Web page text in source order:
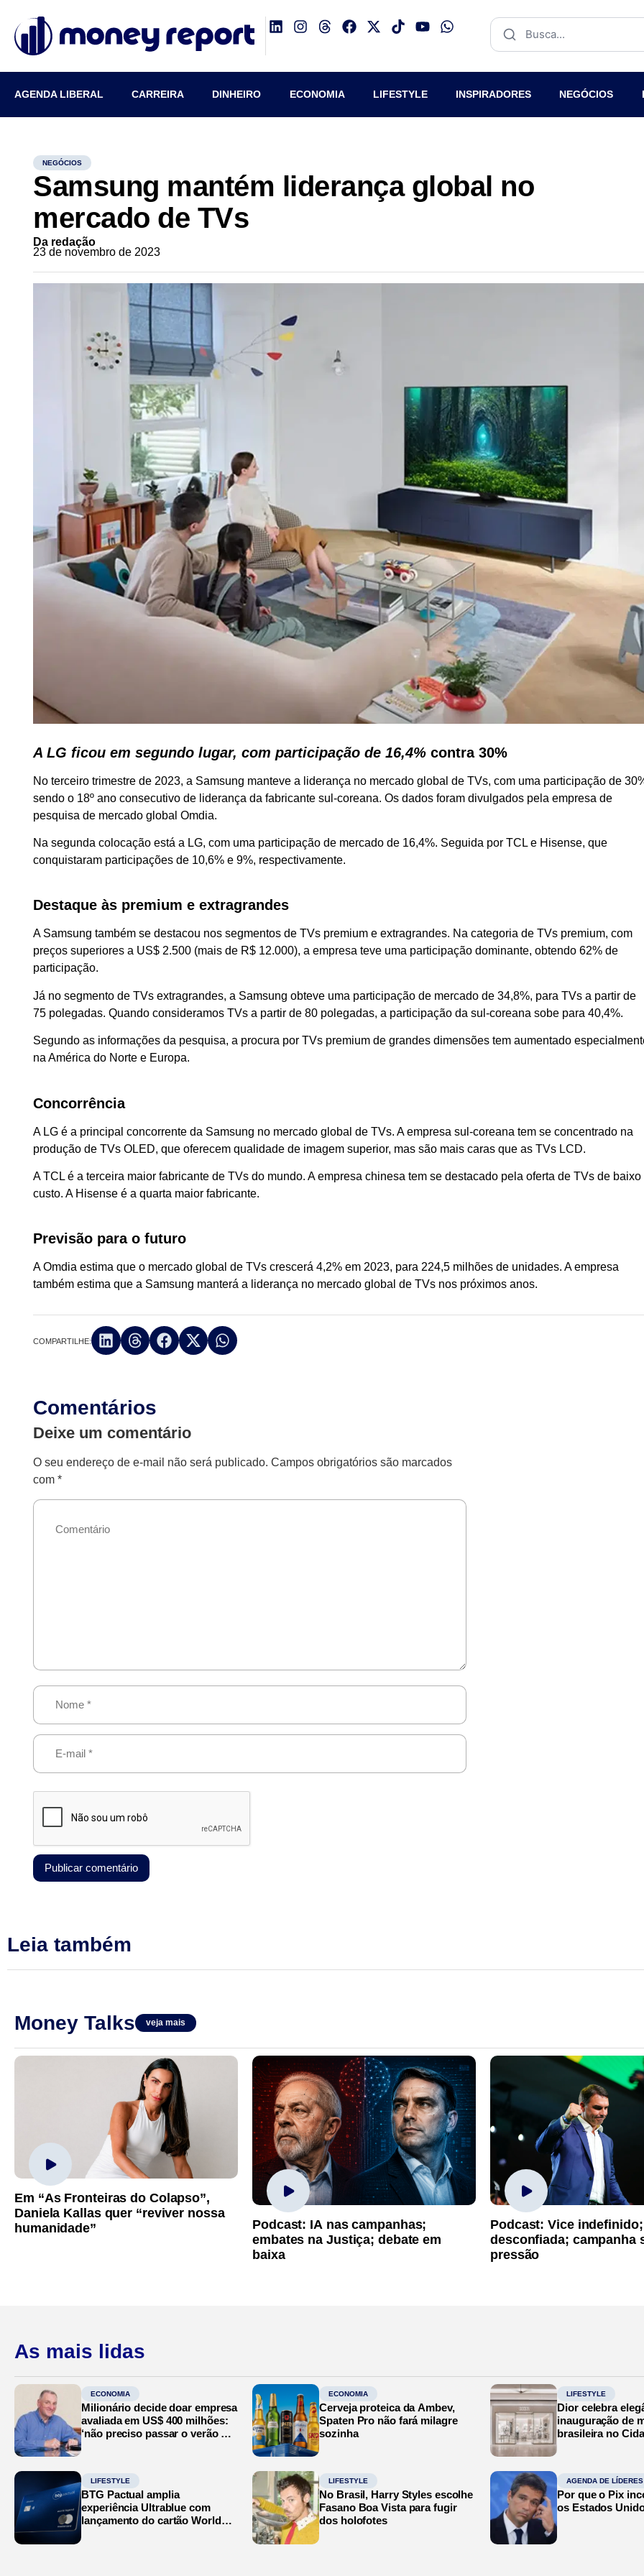
AGENDA LIBERAL CARREIRA DINHEIRO ECONOMIA LIFESTYLE INSPIRADORES NEGÓCIOS
NEGÓCIOS
Samsung mantém liderança global no
mercado de TVs
Da redação
23 de novembro de 2023
A LG ficou em segundo lugar, com participação de 16,4% contra 30%
No terceiro trimestre de 2023, a Samsung manteve a liderança no mercado global de TVs, com uma participação de
sendo o 18º ano consecutivo de liderança da fabricante sul-coreana. Os dados foram divulgados pela empresa de
pesquisa de mercado global Omdia.
Na segunda colocação está a LG, com uma participação de mercado de 16,4%. Seguida por TCL e Hisense, que
conquistaram participações de 10,6% e 9%, respectivamente.
Destaque às premium e extragrandes
A Samsung também se destacou nos segmentos de TVs premium e extragrandes. Na categoria de TVs premium, com
preços superiores a US$ 2.500 (mais de R$ 12.000), a empresa teve uma participação dominante, obtendo 62% de
participação.
Já no segmento de TVs extragrandes, a Samsung obteve uma participação de mercado de 34,8%, para TVs a partir de
75 polegadas. Quando consideramos TVs a partir de 80 polegadas, a participação da sul-coreana sobe para 40,4%.
Segundo as informações da pesquisa, a procura por TVs premium de grandes dimensões tem aumentado
na América do Norte e Europa.
Concorrência
A LG é a principal concorrente da Samsung no mercado global de TVs. A empresa sul-coreana tem se concentrado na
produção de TVs OLED, que oferecem qualidade de imagem superior, mas são mais caras que as TVs LCD.
A TCL é a terceira maior fabricante de TVs do mundo. A empresa chinesa tem se destacado pela oferta de TVs de baixo
custo. A Hisense é a quarta maior fabricante.
Previsão para o futuro
A Omdia estima que o mercado global de TVs crescerá 4,2% em 2023, para 224,5 milhões de unidades. A empresa
também estima que a Samsung manterá a liderança no mercado global de TVs nos próximos anos.
COMPARTILHE:
Comentários
Deixe um comentário
O seu endereço de e-mail não será publicado. Campos obrigatórios são marcados
com*
Leia também
Money Talks veja mais
Em “As Fronteiras do Colapso”,
Daniela Kallas quer “reviver nossa
humanidade”
Podcast: IA nas campanhas;
embates na Justiça; debate em
baixa
Podcast: Vice
desconfiada; campanha
pressão
As mais lidas
ECONOMIA
Milionário decide doar empresa
avaliada em US$ 400 milhões:
‘não preciso passar o verão no
ECONOMIA
Cerveja proteica da Ambev,
Spaten Pro não fará milagre
sozinha
LIFESTYLE
Dior celebra
inauguração de
brasileira no
LIFESTYLE
BTG Pactual amplia
experiência Ultrablue com
lançamento do cartão World
LIFESTYLE
No Brasil, Harry Styles escolhe
Fasano Boa Vista para fugir
dos holofotes
AGENDA DE LÍDERES
Por que o Pix
os Estados